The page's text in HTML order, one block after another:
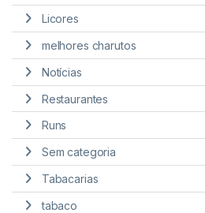
Licores
melhores charutos
Notícias
Restaurantes
Runs
Sem categoria
Tabacarias
tabaco